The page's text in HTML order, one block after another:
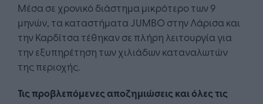
Μέσα σε χρονικό διάστημα μικρότερο των 9
μηνών, τα καταστήματα JUMBO στην Λάρισα και
την Καρδίτσα τέθηκαν σε πλήρη λειτουργία για
την εξυπηρέτηση των χιλιάδων καταναλωτών
της περιοχής.
Τις προβλεπόμενες αποζημιώσεις και όλες τις